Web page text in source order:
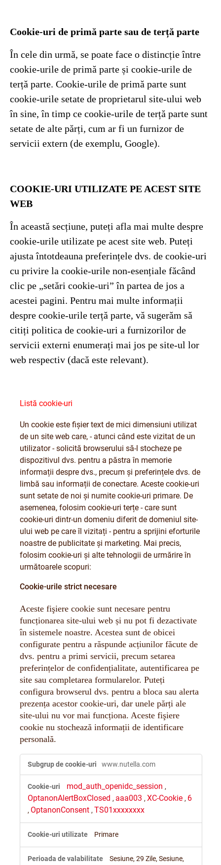
Cookie-uri de primă parte sau de terță parte
În cele din urmă, se poate face o distincție între
cookie-urile de primă parte și cookie-urile de
terță parte. Cookie-urile de primă parte sunt
cookie-urile setate de proprietarul site-ului web
în sine, în timp ce cookie-urile de terță parte sunt
setate de alte părți, cum ar fi un furnizor de
servicii extern (de exemplu, Google).
COOKIE-URI UTILIZATE PE ACEST SITE
WEB
În această secțiune, puteți afla mai multe despre
cookie-urile utilizate pe acest site web. Puteți
ajusta întotdeauna preferințele dvs. de cookie-uri
cu privire la cookie-urile non-esențiale făcând
clic pe „setări cookie-uri” în partea de jos a
acestei pagini. Pentru mai multe informații
despre cookie-urile terță parte, vă sugerăm să
citiți politica de cookie-uri a furnizorilor de
servicii externi enumerați mai jos pe site-ul lor
web respectiv (dacă este relevant).
Listă cookie-uri
Un cookie este fişier text de mici dimensiuni utilizat
de un site web care, - atunci când este vizitat de un
utilizator - solicită browserului să-l stocheze pe
dispozitivul dvs. pentru a păstra în memorie
informații despre dvs., precum și preferințele dvs. de
limbă sau informații de conectare. Aceste cookie-uri
sunt setate de noi și numite cookie-uri primare. De
asemenea, folosim cookie-uri terțe - care sunt
cookie-uri dintr-un domeniu diferit de domeniul site-
ului web pe care îl vizitați - pentru a sprijini eforturile
noastre de publicitate și marketing. Mai precis,
folosim cookie-uri și alte tehnologii de urmărire în
următoarele scopuri:
Cookie-urile strict necesare
Aceste fişiere cookie sunt necesare pentru
funcționarea site-ului web și nu pot fi dezactivate
în sistemele noastre. Acestea sunt de obicei
configurate pentru a răspunde acțiunilor făcute de
dvs. pentru a primi servicii, precum setarea
preferințelor de confidențialitate, autentificarea pe
site sau completarea formularelor. Puteți
configura browserul dvs. pentru a bloca sau alerta
prezența acestor cookie-uri, dar unele părți ale
site-ului nu vor mai funcționa. Aceste fişiere
cookie nu stochează informații de identificare
personală.
urile
strict
necesare
www.nutella.com
mod_auth_openidc_session,
OptanonAlertBoxClosed, aaa003,XC-Cookie, 6
, OptanonConsent,TS01xxxxxxxx
Primare
Sesiune, 29 Zile, Sesiune,